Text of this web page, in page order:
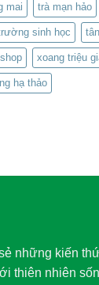
mai trà mạn hảo
sinh học
xoang triệu
hạ thảo
những kiến
thiên nhiên